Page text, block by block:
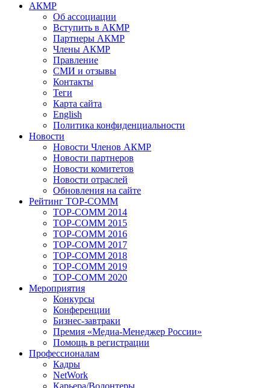
АКМР
Об ассоциации
Вступить в АКМР
Партнеры АКМР
Члены АКМР
Правление
СМИ и отзывы
Контакты
Теги
Карта сайта
English
Политика конфиденциальности
Новости
Новости Членов АКМР
Новости партнеров
Новости комитетов
Новости отраслей
Обновления на сайте
Рейтинг TOP-COMM
TOP-COMM 2014
TOP-COMM 2015
TOP-COMM 2016
TOP-COMM 2017
TOP-COMM 2018
TOP-COMM 2019
TOP-COMM 2020
Мероприятия
Конкурсы
Конференции
Бизнес-завтраки
Премия «Медиа-Менеджер России»
Помощь в регистрации
Профессионалам
Кадры
NetWork